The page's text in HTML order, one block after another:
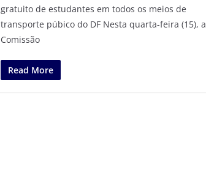
gratuito de estudantes em todos os meios de
transporte púbico do DF Nesta quarta-feira (15), a
Comissão
Read More